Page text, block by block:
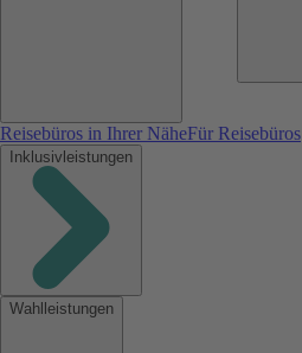
Reisebüros in Ihrer NäheFür Reisebüros
Inklusivleistungen
Wahlleistungen